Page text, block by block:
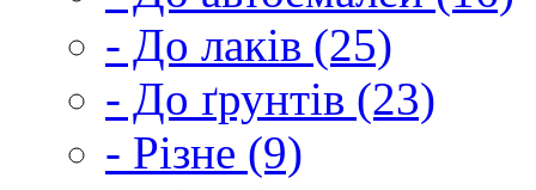
- До лаків (25)
- До ґрунтів (23)
- Різне (9)